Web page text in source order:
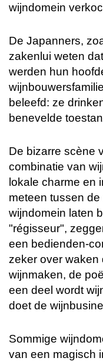
wijndomein
De Japanners,
zakenlui weten
werden hun
beleefd: ze
benevelde
De bizarre scène
combinatie van
lokale charme en
meteen tussen
wijndomein laten
"régisseur",
een bedienden-
zeker over waken
wijnmaken, de
een deel wordt
doet de
Sommige
van een magisch